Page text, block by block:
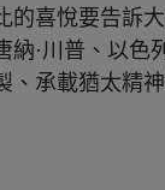
的喜悅要告訴
納·川普、以色
、承載猶太精